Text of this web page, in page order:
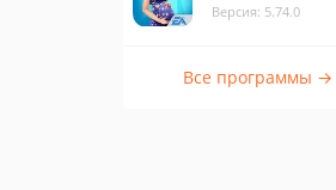
Версия: 5.74.0
Все программы →